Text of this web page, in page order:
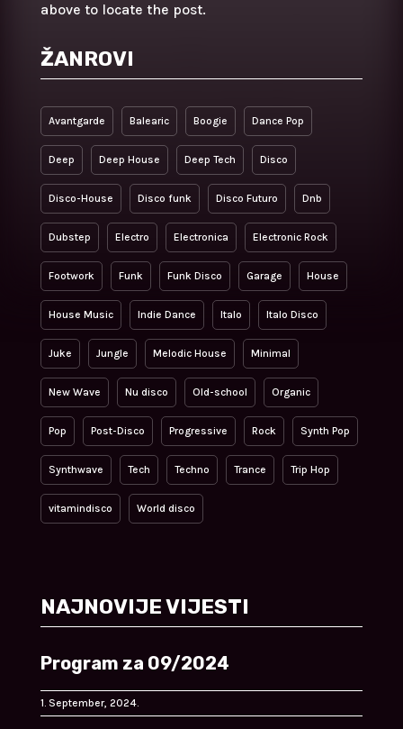
above to locate the post.
ŽANROVI
Avantgarde Balearic Boogie Dance Pop
Deep Deep House Deep Tech Disco
Disco-House Disco funk Disco Futuro Dnb
Dubstep Electro Electronica Electronic Rock
Footwork Funk Funk Disco Garage House
House Music Indie Dance Italo Italo Disco
Juke Jungle Melodic House Minimal
New Wave Nu disco Old-school Organic
Pop Post-Disco Progressive Rock Synth Pop
Synthwave Tech Techno Trance Trip Hop
vitamindisco World disco
NAJNOVIJE VIJESTI
Program za 09/2024
1. September, 2024.